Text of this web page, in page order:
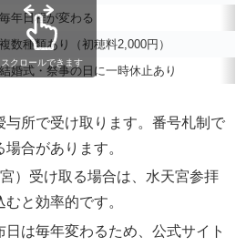
毎年日程が変わる
複数種類あり（初穂料2,000円）
結婚式・祭事の日に一時休止あり
スクロールできます
与所で受け取ります。番号札制で
合があります。
）受け取る場合は、水天宮参拝
と効率的です。
は毎年変わるため、公式サイト